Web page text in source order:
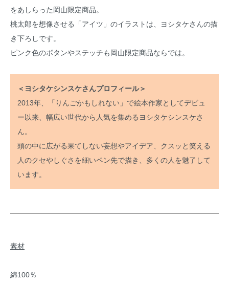
をあしらった岡山限定商品。
桃太郎を想像させる「アイツ」のイラストは、ヨシタケさんの描
き下ろしです。
ピンク色のボタンやステッチも岡山限定商品ならでは。
＜ヨシタケシンスケさんプロフィール＞
2013年、「りんごかもしれない」で絵本作家としてデビュ
ー以来、幅広い世代から人気を集めるヨシタケシンスケさ
ん。
頭の中に広がる果てしない妄想やアイデア、クスッと笑える
人のクセやしぐさを細いペン先で描き、多くの人を魅了して
います。
素材
綿100％